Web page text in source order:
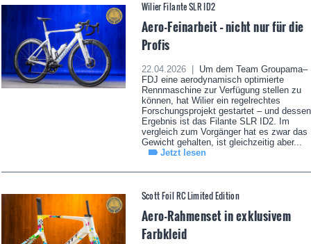
Wilier Filante SLR ID2
Aero-Feinarbeit – nicht nur für die
Profis
22.04.2026 |
Um dem Team Groupama–
FDJ eine aerodynamisch optimierte
Rennmaschine zur Verfügung stellen zu
können, hat Wilier ein regelrechtes
Forschungsprojekt gestartet – und dessen
Ergebnis ist das Filante SLR ID2. Im
vergleich zum Vorgänger hat es zwar das
Gewicht gehalten, ist gleichzeitig aber...
Jetzt lesen
Scott Foil RC Limited Edition
Aero-Rahmenset in exklusivem
Farbkleid